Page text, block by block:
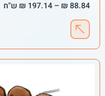
88.84
₪
–
197.14
₪ ש"ח